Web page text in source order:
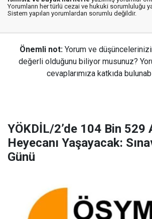
Yorumların her türlü cezai ve hukuki sorumluluğu
Sistem yapılan yorumlardan sorumlu değildir.
Önemli not: Yorum ve
değerli olduğunu biliyor musunuz?
cevaplarımıza katkıda
YÖKDİL/2’de 104 Bin 529
Heyecanı Yaşayacak:
Günü